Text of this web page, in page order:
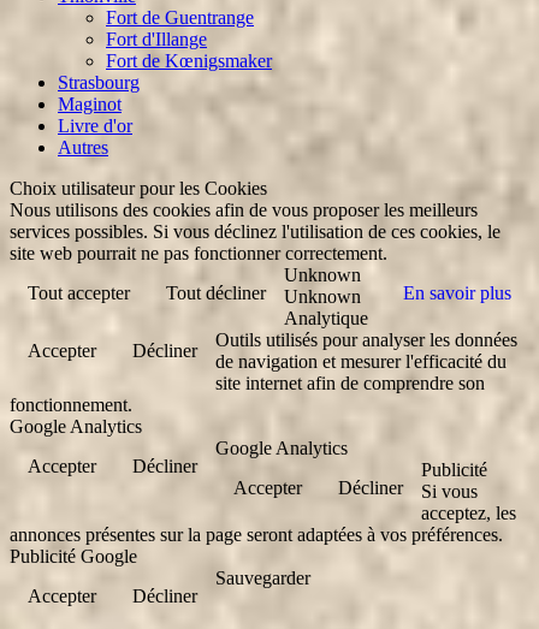
Fort de Guentrange
Fort d'Illange
Fort de Kœnigsmaker
Strasbourg
Maginot
Livre d'or
Autres
Choix utilisateur pour les Cookies
Nous utilisons des cookies afin de vous proposer les meilleurs
services possibles. Si vous déclinez l'utilisation de ces cookies, le
site web pourrait ne pas fonctionner correctement.
Tout accepter
Tout décliner En savoir plus
Unknown
Unknown
Accepter Décliner
Analytique
Outils utilisés pour analyser les données
de navigation et mesurer l'efficacité du
site internet afin de comprendre son
fonctionnement.
Google Analytics
Accepter
Décliner
Google Analytics
Accepter
Décliner
Publicité
Si vous
acceptez, les
annonces présentes sur la page seront adaptées à vos préférences.
Publicité Google
Accepter
Décliner
Sauvegarder